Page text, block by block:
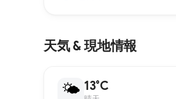
天気 & 現地情報
🌤 13°C